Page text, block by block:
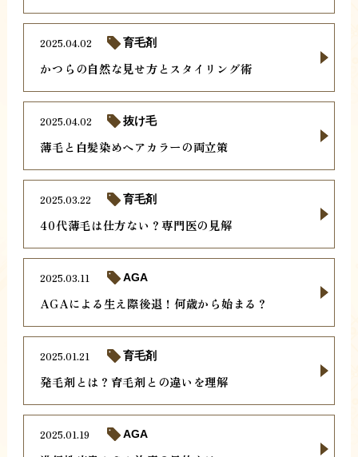
かつらの自然な見せ方とスタイリング術
2025.04.02 育毛剤
薄毛と白髪染めヘアカラーの両立策
2025.04.02 抜け毛
40代薄毛は仕方ない？専門医の見解
2025.03.22 育毛剤
AGAによる生え際後退！何歳から始まる？
2025.03.11 AGA
発毛剤とは？育毛剤との違いを理解
2025.01.21 育毛剤
2025.01.19 AGA